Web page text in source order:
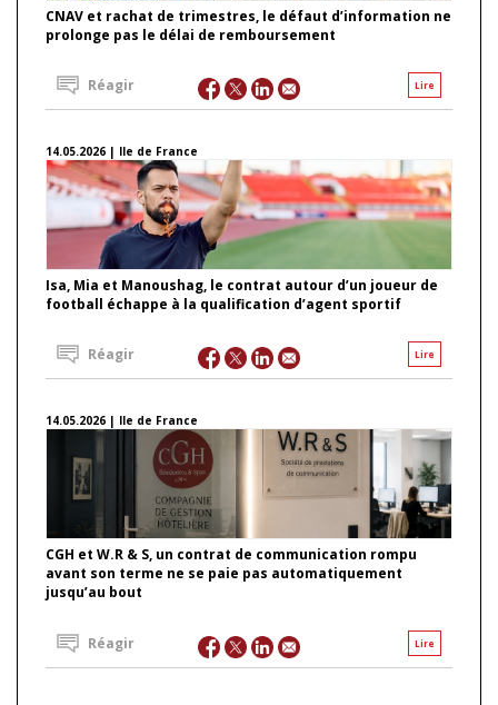
CNAV et rachat de trimestres, le défaut d’information ne
prolonge pas le délai de remboursement
Lire
Réagir
14.05.2026 | Ile de France
Isa, Mia et Manoushag, le contrat autour d’un joueur de
football échappe à la qualification d’agent sportif
Lire
Réagir
14.05.2026 | Ile de France
CGH et W.R & S, un contrat de communication rompu
avant son terme ne se paie pas automatiquement
jusqu’au bout
Lire
Réagir